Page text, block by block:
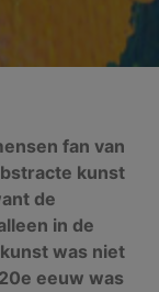
fan van
kunst
de
in de
was niet
eeuw was